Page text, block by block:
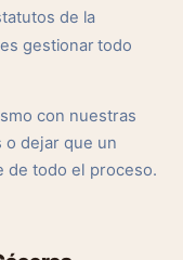
de la
gestionar todo
con nuestras
dejar que un
de todo el proceso.